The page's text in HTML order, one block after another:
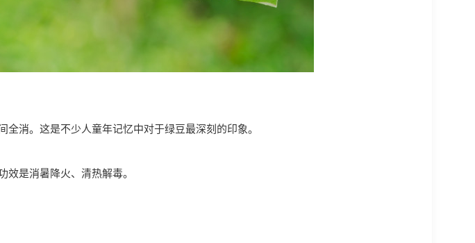
消。这是不少人童年记忆中对于绿豆最深刻的印象。
效是消暑降火、清热解毒。